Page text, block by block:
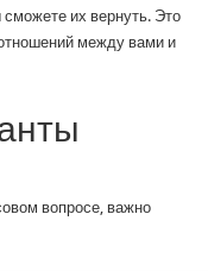
их вернуть. Это
между вами и
вопросе, важно